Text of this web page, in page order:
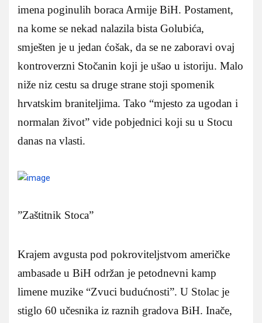
imena poginulih boraca Armije BiH. Postament,
na kome se nekad nalazila bista Golubića,
smješten je u jedan ćošak, da se ne zaboravi ovaj
kontroverzni Stočanin koji je ušao u istoriju. Malo
niže niz cestu sa druge strane stoji spomenik
hrvatskim braniteljima. Tako “mjesto za ugodan i
normalan život” vide pobjednici koji su u Stocu
danas na vlasti.
”Zaštitnik Stoca”
Krajem avgusta pod pokroviteljstvom američke
ambasade u BiH održan je petodnevni kamp
limene muzike “Zvuci budućnosti”. U Stolac je
stiglo 60 učesnika iz raznih gradova BiH. Inače,